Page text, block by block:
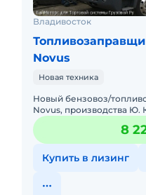
Владивосток
Novus
Новая техника
Новый бензовоз/
Novus, производства Ю.
000 литров из
производство и окрас ц
8
Купить в лизинг